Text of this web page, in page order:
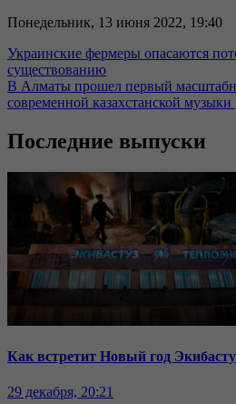
Понедельник, 13 июня 2022, 19:40
Украинские фермеры опасаются
существованию
В Алматы прошел первый
современной казахстанской музыки
Последние выпуски
Как встретит Новый год
29 декабря, 20:21